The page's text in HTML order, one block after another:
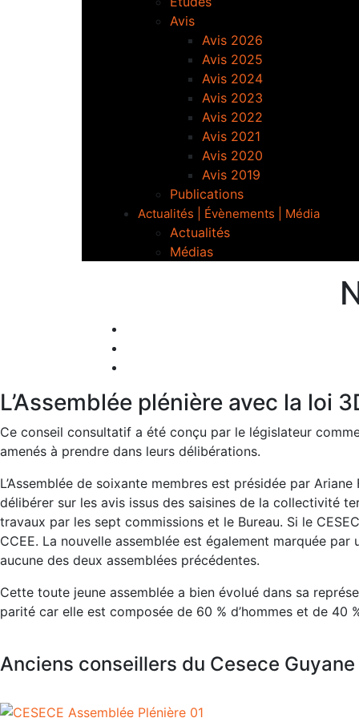
Avis
Avis 2026
Avis 2025
Avis 2024
Avis 2023
Avis 2022
Avis 2021
Avis 2020
Avis 2019
Publications
Actualités | Évènements | Média
Actualités
Médias
L’Assemblée plénière avec la loi
Ce conseil consultatif a été conçu par le législateur
amenés à prendre dans leurs délibérations.
L’Assemblée de soixante membres est présidée par
délibérer sur les avis issus des saisines de la collectivité
travaux par les sept commissions et le Bureau. Si le
CCEE. La nouvelle assemblée est également marquée
aucune des deux assemblées précédentes.
Cette toute jeune assemblée a bien évolué dans sa
parité car elle est composée de 60 % d’hommes et de 40
Anciens conseillers du Cesece Guyane